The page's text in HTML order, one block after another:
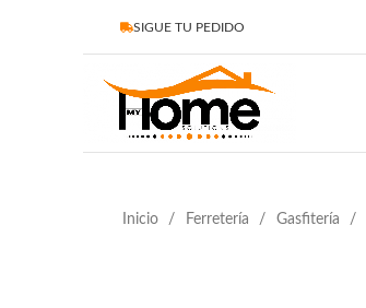
SIGUE TU PEDIDO
Inicio Ferretería Gasfitería